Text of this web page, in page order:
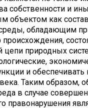
собственности и
объектом как
обладающим
происхождения,
цепи природных
и
Таким образом,
в случае
правонарушения